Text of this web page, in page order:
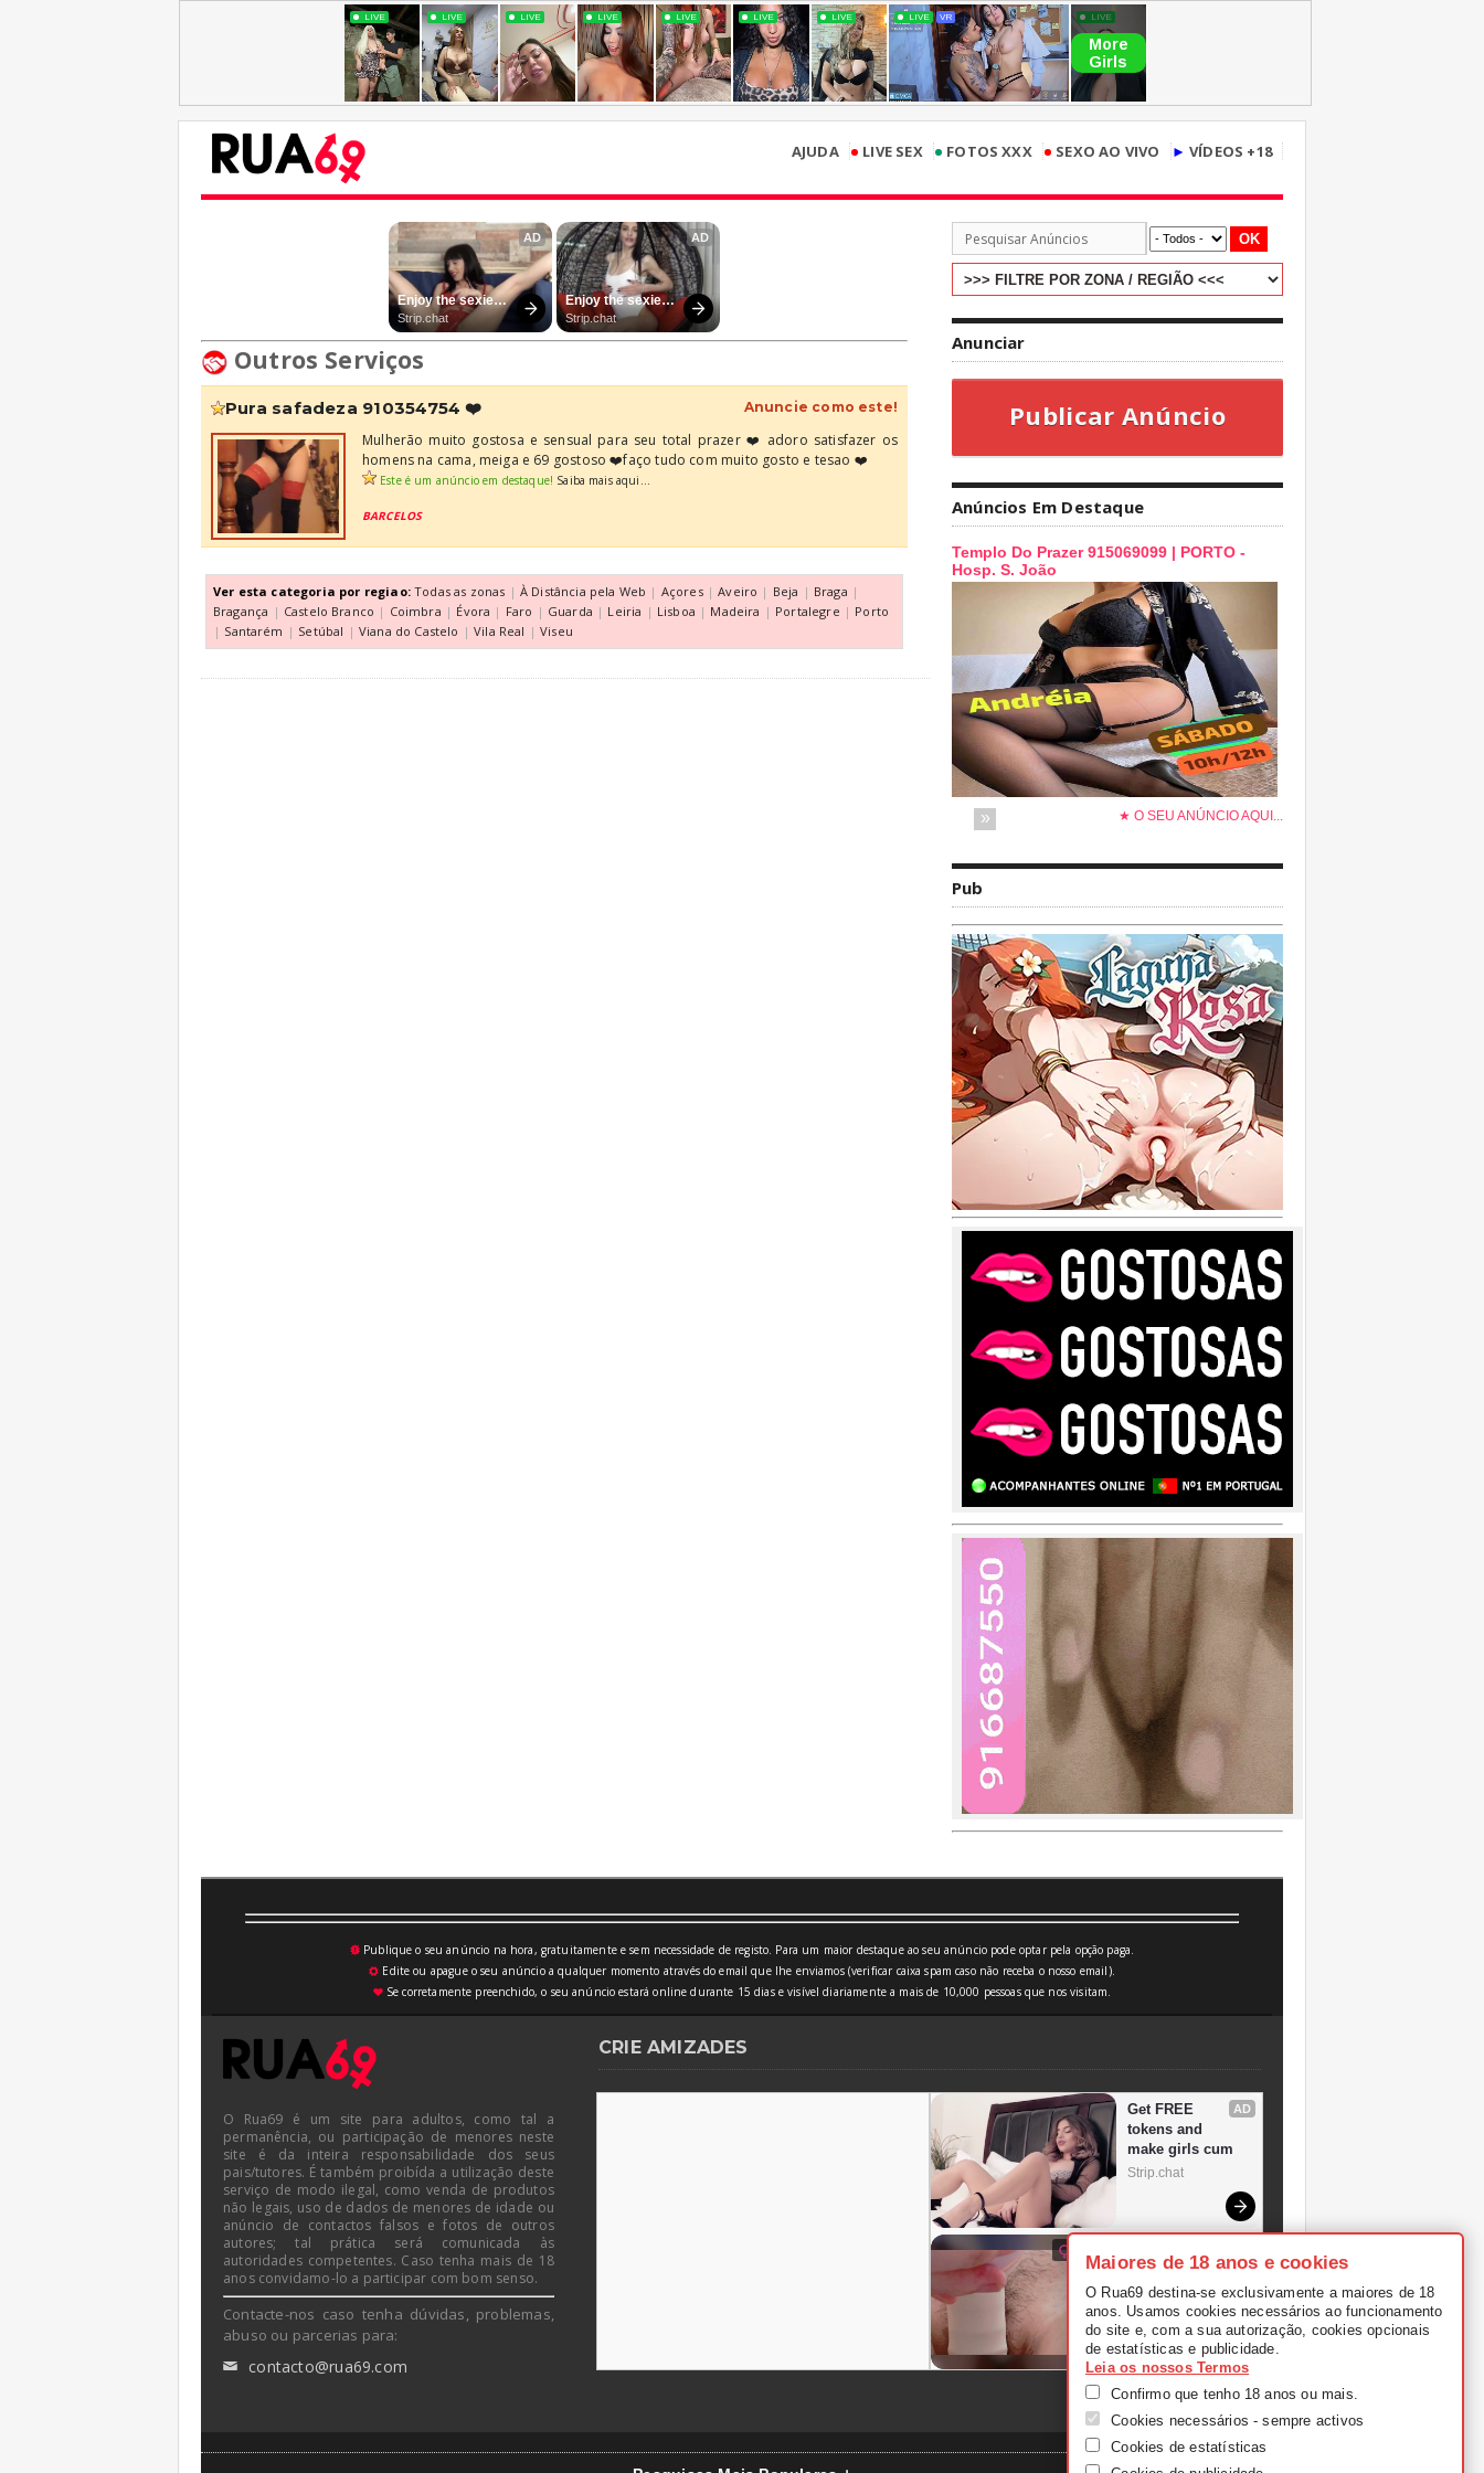
AJUDA • LIVE SEX • FOTOS XXX • SEXO AO VIVO ► VÍDEOS +18
Outros Serviços
pura safadeza 910354754 ❤️ Anuncie como este!
Mulherão muito gostosa e sensual para seu total prazer ❤️ adoro satisfazer os
homens na cama, meiga e 69 gostoso ❤️faço tudo com muito gosto e tesao ❤️
Este é um anúncio em destaque! Saiba mais aqui...
BARCELOS
Ver esta categoria por regiao: Todas as zonas | À Distância pela Web | Açores | Aveiro | Beja | Braga |
Bragança | Castelo Branco | Coimbra | Évora | Faro | Guarda | Leiria | Lisboa | Madeira | Portalegre | Porto
| Santarém | Setúbal | Viana do Castelo | Vila Real | Viseu
OK
Anunciar
Publicar Anúncio
Anúncios Em Destaque
Pub
💥Publique o seu anúncio na hora, gratuitamente e sem necessidade de registo. Para um maior destaque ao seu anúncio pode optar pela opção paga.
⚙ Edite ou apague o seu anúncio a qualquer momento através do email que lhe enviamos (verificar caixa spam caso não receba o nosso email).
♥Se corretamente preenchido, o seu anúncio estará online durante 15 dias e visível diariamente a mais de 10,000 pessoas que nos visitam.
O Rua69 é um site para adultos, como tal a
permanência, ou participação de menores neste
site é da inteira responsabilidade dos seus
pais/tutores. É também proibída a utilização deste
serviço de modo ilegal, como venda de produtos
não legais, uso de dados de menores de idade ou
anúncio de contactos falsos e fotos de outros
autores; tal prática será comunicada às
autoridades competentes. Caso tenha mais de 18
anos convidamo-lo a participar com bom senso.
Contacte-nos caso tenha dúvidas, problemas,
abuso ou parcerias para:
✉ contacto@rua69.com
CRIE AMIZADES
Maiores de 18 anos e cookies
O Rua69 destina-se exclusivamente a maiores de 18
anos. Usamos cookies necessários ao funcionamento
do site e, com a sua autorização, cookies opcionais
de estatísticas e publicidade.
Leia os nossos Termos
Confirmo que tenho 18 anos ou mais.
Cookies necessários - sempre activos
Cookies de estatísticas